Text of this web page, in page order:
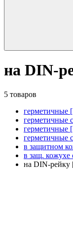
на DIN-
5 товаров
герметичные
герметичные
герметичные
герметичные
в защитном
в защ. кожухе
на DIN-рейку